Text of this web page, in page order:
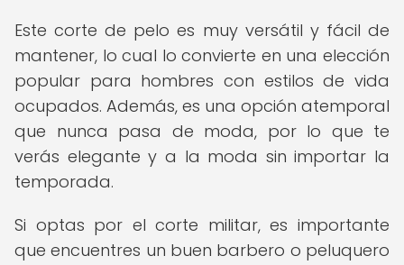
Este corte de pelo es muy versátil y fácil de
mantener, lo cual lo convierte en una elección
popular para hombres con estilos de vida
ocupados. Además, es una opción atemporal
que nunca pasa de moda, por lo que te
verás elegante y a la moda sin importar la
temporada.
Si optas por el corte militar, es importante
que encuentres un buen barbero o peluquero